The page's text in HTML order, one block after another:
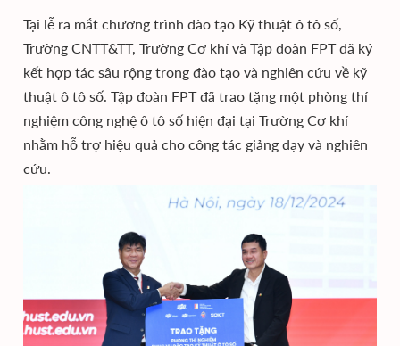
Tại lễ ra mắt chương trình đào tạo Kỹ thuật ô tô số,
Trường CNTT&TT, Trường Cơ khí và Tập đoàn FPT đã ký
kết hợp tác sâu rộng trong đào tạo và nghiên cứu về kỹ
thuật ô tô số. Tập đoàn FPT đã trao tặng một phòng thí
nghiệm công nghệ ô tô số hiện đại tại Trường Cơ khí
nhằm hỗ trợ hiệu quả cho công tác giảng dạy và nghiên
cứu.